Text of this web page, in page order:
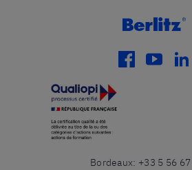
facebook
Bordeaux: +33 5 56